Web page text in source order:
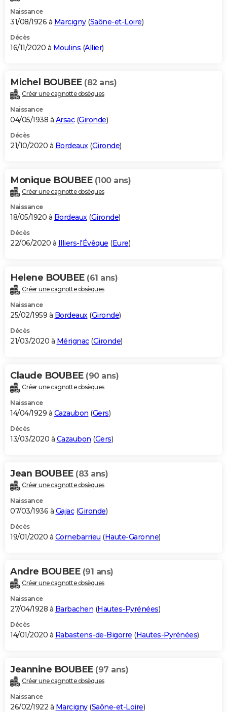
Naissance
31/08/1926 à Marcigny(Saône-et-Loire)
Décès
16/11/2020 à Moulins (Allier)
Michel BOUBEE (82 ans)
Créer une cagnotte obsèques
Naissance
04/05/1938 à Arsac(Gironde)
Décès
21/10/2020 à Bordeaux (Gironde)
Monique BOUBEE (100 ans)
Créer une cagnotte obsèques
Naissance
18/05/1920 à Bordeaux(Gironde)
Décès
22/06/2020 à Illiers-l'Évêque (Eure)
Helene BOUBEE (61 ans)
Créer une cagnotte obsèques
Naissance
25/02/1959 à Bordeaux(Gironde)
Décès
21/03/2020 à Mérignac(Gironde)
Claude BOUBEE (90 ans)
Créer une cagnotte obsèques
Naissance
14/04/1929 à Cazaubon (Gers)
Décès
13/03/2020 à Cazaubon (Gers)
Jean BOUBEE (83 ans)
Créer une cagnotte obsèques
Naissance
07/03/1936 à Gajac(Gironde)
Décès
19/01/2020 à Cornebarrieu (Haute-Garonne)
Andre BOUBEE (91 ans)
Créer une cagnotte obsèques
Naissance
27/04/1928 à Barbachen (Hautes-Pyrénées)
Décès
14/01/2020 à Rabastens-de-Bigorre (Hautes-Pyrénées)
Jeannine BOUBEE (97 ans)
Créer une cagnotte obsèques
Naissance
26/02/1922 à Marcigny(Saône-et-Loire)